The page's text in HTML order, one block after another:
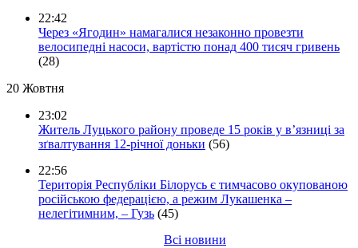
22:42
Через «Ягодин» намагалися незаконно провезти
велосипедні насоси, вартістю понад 400 тисяч гривень
(28)
20 Жовтня
23:02
Житель Луцького району проведе 15 років у в’язниці за
зґвалтування 12-річної доньки (56)
22:56
Територія Республіки Білорусь є тимчасово окупованою
російською федерацією, а режим Лукашенка –
нелегітимним, – Гузь (45)
Всі новини